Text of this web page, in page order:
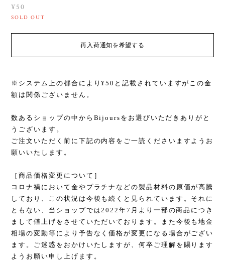
¥50
SOLD OUT
再入荷通知を希望する
※システム上の都合により¥50と記載されていますがこの金
額は関係ございません。
数あるショップの中からBijoursをお選びいただきありがと
うございます。
ご注文いただく前に下記の内容をご一読くださいますようお
願いいたします。
［商品価格変更について］
コロナ禍において金やプラチナなどの製品材料の原価が高騰
しており、この状況は今後も続くと見られています。それに
ともない、当ショップでは2022年7月より一部の商品につき
まして値上げをさせていただいております。また今後も地金
相場の変動等により予告なく価格が変更になる場合がござい
ます。ご迷惑をおかけいたしますが、何卒ご理解を賜ります
ようお願い申し上げます。